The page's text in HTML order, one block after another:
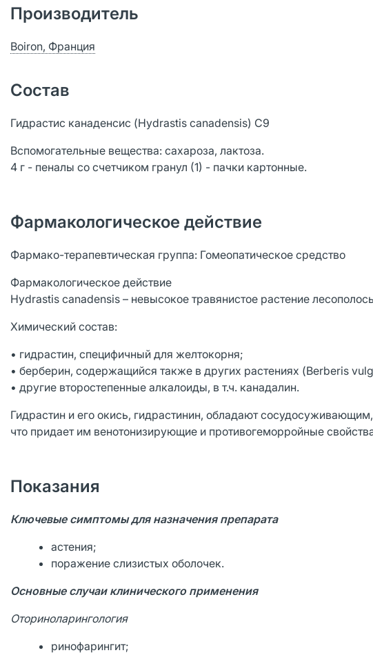
Производитель
Boiron, Франция
Состав
Гидрастис канаденсис (Hydrastis canadensis) C9
Вспомогательные вещества: сахароза, лактоза.
4 г - пеналы со счетчиком гранул (1) - пачки картонные.
Фармакологическое действие
Фармако-терапевтическая группа: Гомеопатическое средство
Фармакологическое действие
Hydrastis canadensis – невысокое травянистое растение
Химический состав:
• гидрастин, специфичный для желтокорня;
• берберин, содержащийся также в других растениях (Berberis
• другие второстепенные алкалоиды, в т.ч. канадалин.
Гидрастин и его окись, гидрастинин, обладают
что придает им венотонизирующие и противогеморройные
Показания
Ключевые симптомы для назначения препарата
астения;
поражение слизистых оболочек.
Основные случаи клинического применения
Оториноларингология
ринофарингит;